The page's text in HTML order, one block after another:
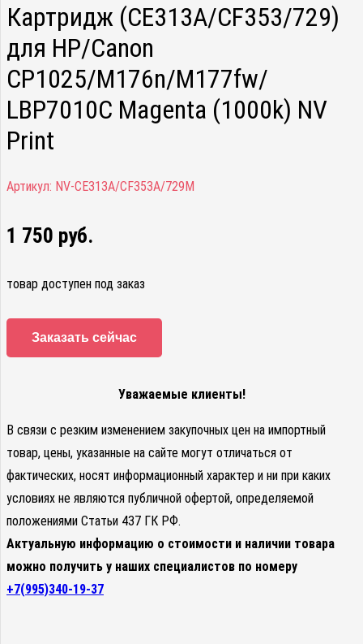
Картридж (CE313A/CF353/729)
для HP/Canon
CP1025/M176n/M177fw/
LBP7010C Magenta (1000k) NV
Print
Артикул: NV-CE313A/CF353A/729M
1 750 руб.
товар доступен под заказ
Заказать сейчас
Уважаемые клиенты!
В связи с резким изменением закупочных цен на импортный
товар, цены, указанные на сайте могут отличаться от
фактических, носят информационный характер и ни при каких
условиях не являются публичной офертой, определяемой
положениями Статьи 437 ГК РФ.
Актуальную информацию о стоимости и наличии товара
можно получить у наших специалистов по номеру
+7(995)340-19-37